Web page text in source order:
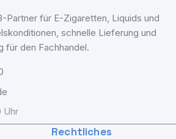
Partner für E-Zigaretten, Liquids und
schnelle Lieferung und
für den Fachhandel.
Uhr
Rechtliches